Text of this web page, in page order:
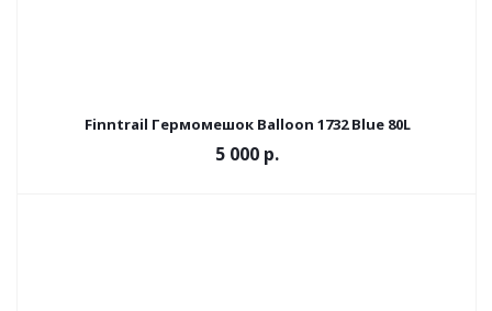
Finntrail Гермомешок Balloon 1732 Blue 80L
5 000 р.